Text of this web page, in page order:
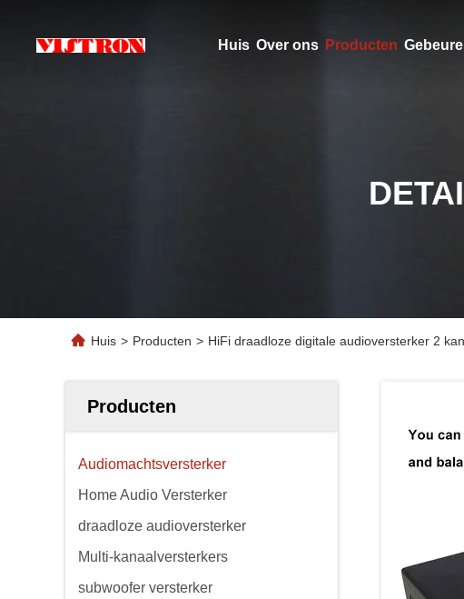
Huis Over ons Producten
Huis > Producten > HiFi draadloze digitale audioversterker 2
Producten
Audiomachtsversterker
Home Audio Versterker
draadloze audioversterker
Multi-kanaalversterkers
subwoofer versterker